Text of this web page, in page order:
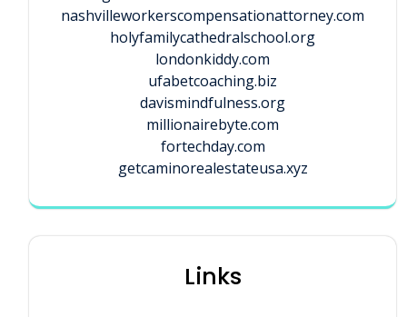
nashvilleworkerscompensationattorney.com
holyfamilycathedralschool.org
londonkiddy.com
ufabetcoaching.biz
davismindfulness.org
millionairebyte.com
fortechday.com
getcaminorealestateusa.xyz
Links